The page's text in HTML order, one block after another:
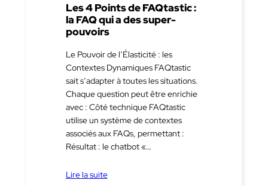
Les 4 Points de FAQtastic :
la FAQ qui a des super-
pouvoirs
Le Pouvoir de l’Élasticité : les
Contextes Dynamiques FAQtastic
sait s’adapter à toutes les situations.
Chaque question peut être enrichie
avec : Côté technique FAQtastic
utilise un système de contextes
associés aux FAQs, permettant :
Résultat : le chatbot «…
Lire la suite